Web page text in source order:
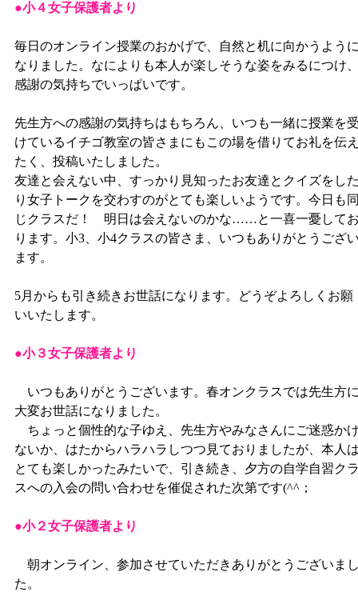
●小４女子保護者より
毎日のオンライン授業のおかげで、自然と机に向かうよう
なりました。なによりも本人が楽しそうな姿をみるにつけ
感謝の気持ちでいっぱいです。
先生方への感謝の気持ちはもちろん、いつも一緒に授業を
けているイチゴ教室の皆さまにもこの場を借りてお礼を伝
たく、投稿いたしました。
友達と会えない中、すっかり見知ったお友達とクイズをし
り女子トークを交わすのがとても楽しいようです。今日も
じクラスだ！ 明日は会えないのかな……と一喜一憂して
ります。小3、小4クラスの皆さま、いつもありがとうござ
ます。
5月からも引き続きお世話になります。どうぞよろしくお願
いいたします。
●小３女子保護者より
いつもありがとうございます。春オンクラスでは先生方
大変お世話になりました。
ちょっと個性的な子ゆえ、先生方やみなさんにご迷惑か
ないか、はたからハラハラしつつ見ておりましたが、本人
とても楽しかったみたいで、引き続き、夕方の自学自習ク
スへの入会の問い合わせを催促された次第です(^^；
●小２女子保護者より
朝オンライン、参加させていただきありがとうございま
た。